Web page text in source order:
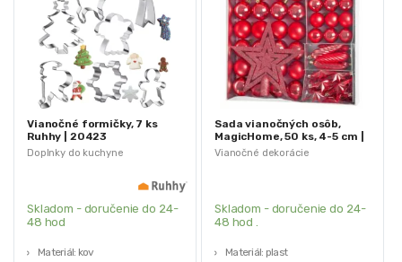
Doplnky do kuchyne
Vianočné formičky, 7 ks
Ruhhy | 20423
Skladom - doručenie do 24-
48 hod
Materiál: kov
Vianočné dekorácie
Sada vianočných osôb,
MagicHome, 50 ks, 4-5 cm |
červená
Skladom - doručenie do 24-
48 hod .
Materiál: plast